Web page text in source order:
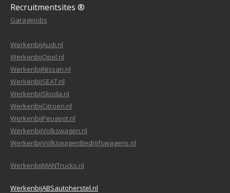
Recruitmentsites ®
Garagejobs
WerkenbijAudi.nl
WerkenbijOpel.nl
WerkenbijNissan.nl
WerkenbijSEAT.nl
WerkenbijSkoda.nl
WerkenbijCitroen.nl
WerkenbijPeugeot.nl
WerkenbijVolkswagen.nl
WerkenbijVolkswagenBedrijfswagens.nl
WerkenbijMANTrucks.nl
WerkenbijABSautoherstel.nl